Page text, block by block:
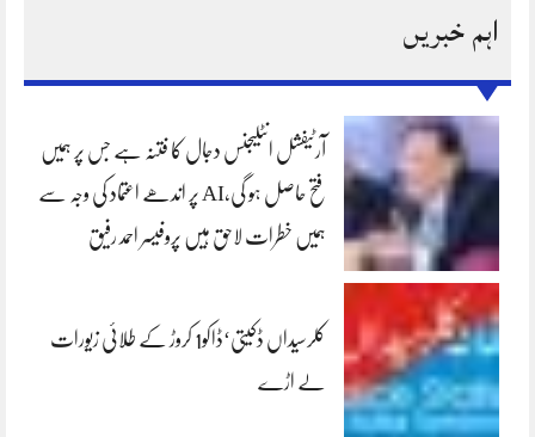
اہم خبریں
آرٹیفشل انٹلیجنس دجال کا فتنہ ہے جس پر ہمیں
فتح حاصل ہو گی،AI پر اندھے اعتماد کی وجہ سے
ہمیں خطرات لاحق ہیں پروفیسر احمد رفیق
کلرسیداں ڈکیتی‘ڈاکو1 کروڑ کے طلائی زیورات
لے اڑے